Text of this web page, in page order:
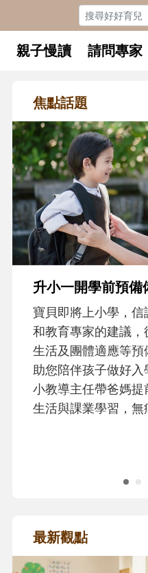
親子慢讀 請問專家
焦點話題
和孩子一起長大
懂父親的不同模樣
沒有人天生就擅長
在一次次「前所未
著孩子一起長大。
體遊戲，到獨立自
決問題的能力養成。
同的模樣，參與孩子
歷程。
最新觀點